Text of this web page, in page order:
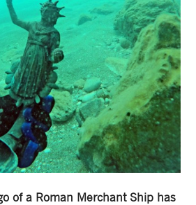
of a Roman Merchant Ship has